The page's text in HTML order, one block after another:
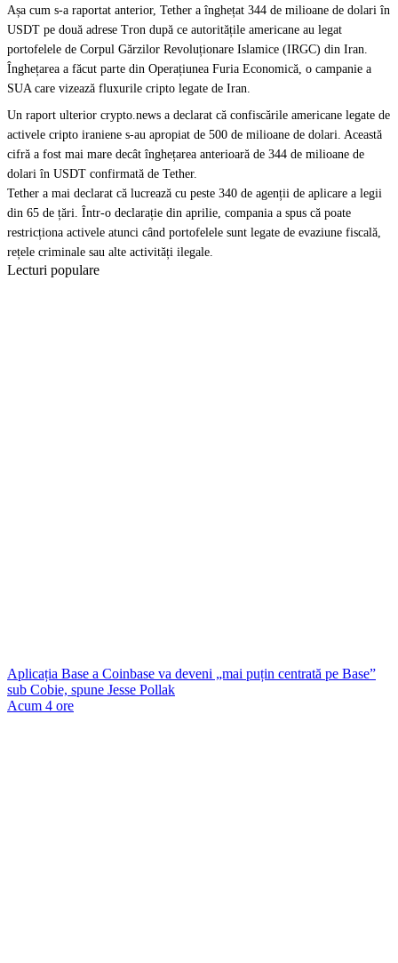
Așa cum s-a raportat anterior, Tether a înghețat 344 de milioane de dolari în
USDT pe două adrese Tron după ce autoritățile americane au legat
portofelele de Corpul Gărzilor Revoluționare Islamice (IRGC) din Iran.
Înghețarea a făcut parte din Operațiunea Furia Economică, o campanie a
SUA care vizează fluxurile cripto legate de Iran.
Un raport ulterior crypto.news a declarat că confiscările americane legate de
activele cripto iraniene s-au apropiat de 500 de milioane de dolari. Această
cifră a fost mai mare decât înghețarea anterioară de 344 de milioane de
dolari în USDT confirmată de Tether.
Tether a mai declarat că lucrează cu peste 340 de agenții de aplicare a legii
din 65 de țări. Într-o declarație din aprilie, compania a spus că poate
restricționa activele atunci când portofelele sunt legate de evaziune fiscală,
rețele criminale sau alte activități ilegale.
Lecturi populare
Aplicația Base a Coinbase va deveni „mai puțin centrată pe Base”
sub Cobie, spune Jesse Pollak
Acum 4 ore